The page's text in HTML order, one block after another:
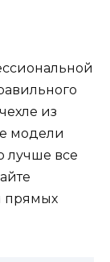
из
модели
лучше все
прямых